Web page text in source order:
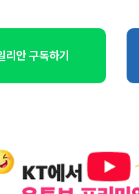
리안 구독하기